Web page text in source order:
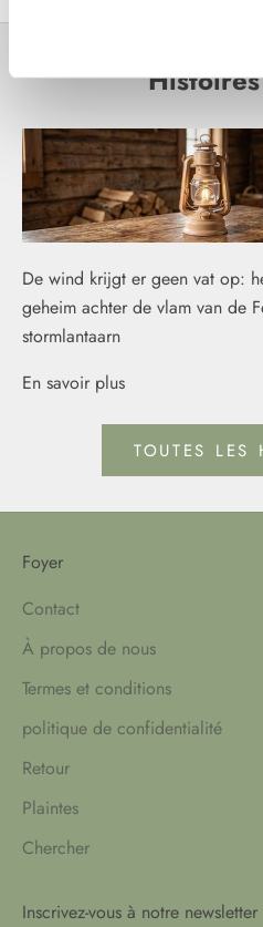
De wind krijgt er geen vat op:
geheim achter de vlam van de
stormlantaarn
En savoir plus
TOUTES LES
Foyer
Contact
À propos de nous
Termes et conditions
politique de confidentialité
Retour
Plaintes
Chercher
Inscrivez-vous à notre newsletter